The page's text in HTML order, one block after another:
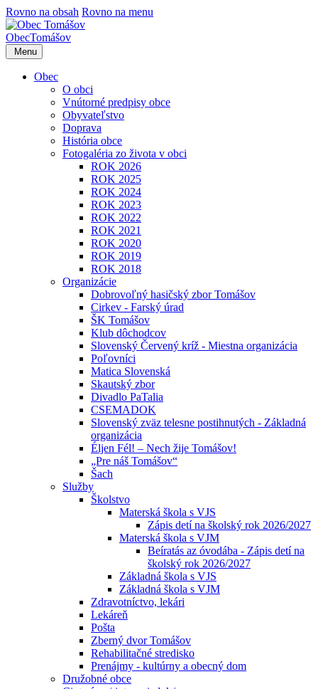
Rovno na obsah Rovno na menu
ObecTomášov
Menu
Obec
O obci
Vnútorné predpisy obce
Obyvateľstvo
Doprava
História obce
Fotogaléria zo života v obci
ROK 2026
ROK 2025
ROK 2024
ROK 2023
ROK 2022
ROK 2021
ROK 2020
ROK 2019
ROK 2018
Organizácie
Dobrovoľný hasičský zbor Tomášov
Cirkev - Farský úrad
ŠK Tomášov
Klub dôchodcov
Slovenský Červený kríž - Miestna organizácia
Poľovníci
Matica Slovenská
Skautský zbor
Divadlo PaTalia
CSEMADOK
Slovenský zväz telesne postihnutých - Základná
organizácia
Éljen Fél! – Nech žije Tomášov!
„Pre náš Tomášov“
Šach
Služby
Školstvo
Materská škola s VJS
Zápis detí na školský rok 2026/2027
Materská škola s VJM
Beíratás az óvodába - Zápis detí na
školský rok 2026/2027
Základná škola s VJS
Základná škola s VJM
Zdravotníctvo, lekári
Lekáreň
Pošta
Zberný dvor Tomášov
Rehabilitačné stredisko
Prenájmy - kultúrny a obecný dom
Družobné obce